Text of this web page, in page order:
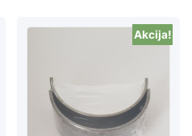
Akcija!